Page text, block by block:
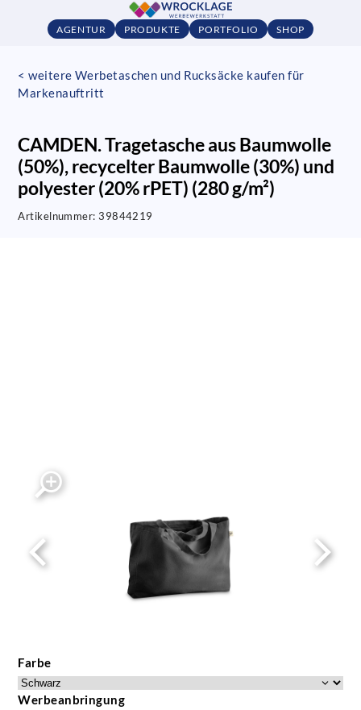
AGENTUR PRODUKTE PORTFOLIO SHOP
< weitere Werbetaschen und Rucksäcke kaufen für
Markenauftritt
CAMDEN. Tragetasche aus Baumwolle
(50%), recycelter Baumwolle (30%) und
polyester (20% rPET) (280 g/m²)
Artikelnummer:39844219
Farbe
Werbeanbringung